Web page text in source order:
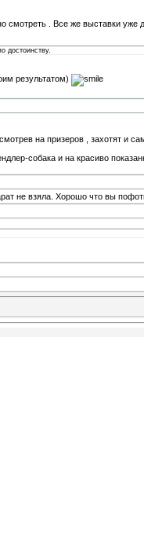
смотреть . Все же выставки
достоинству.
результатом)
на призеров , захотят и
собака и на красиво
не взяла. Хорошо что вы